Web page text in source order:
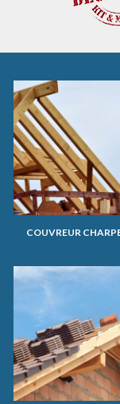
COUVREUR